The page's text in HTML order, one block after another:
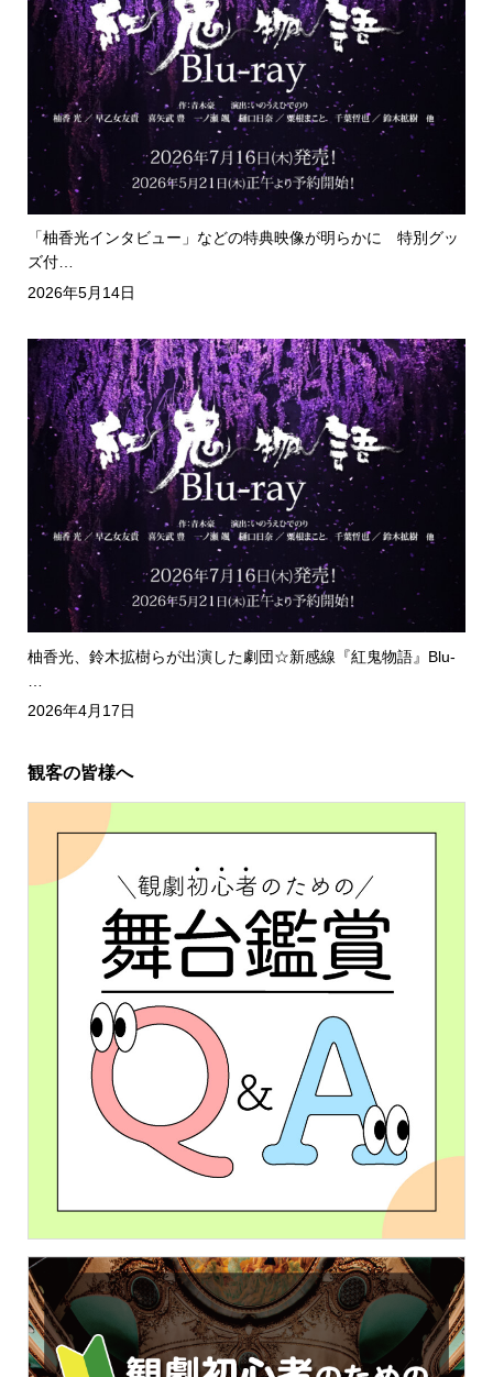
「柚香光インタビュー」などの特典映像が明らかに 特別グッ
ズ付…
2026年5月14日
柚香光、鈴木拡樹らが出演した劇団☆新感線『紅鬼物語』Blu-
2026年4月17日
観客の皆様へ